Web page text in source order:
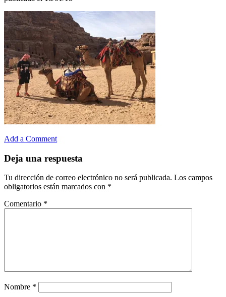
Add a Comment
Deja una respuesta
Tu dirección de correo electrónico no será publicada. Los campos
obligatorios están marcados con *
Comentario *
Nombre *